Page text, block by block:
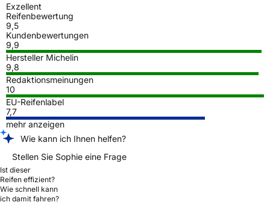
Exzellent
Reifenbewertung
9,5
Kundenbewertungen
9,9
Hersteller Michelin
9,8
Redaktionsmeinungen
10
EU-Reifenlabel
7,7
mehr anzeigen
Wie kann ich Ihnen helfen?
Stellen Sie Sophie eine Frage
Ist dieser
Reifen effizient?
Wie schnell kann
ich damit fahren?